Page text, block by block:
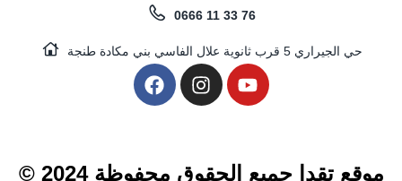
0666 11 33 76
حي الجيراري 5 قرب ثانوية علال الفاسي بني مكادة طنجة
© 2024 موقع تقدا جميع الحقوق محفوظة